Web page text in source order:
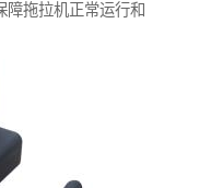
障拖拉机正常运行和